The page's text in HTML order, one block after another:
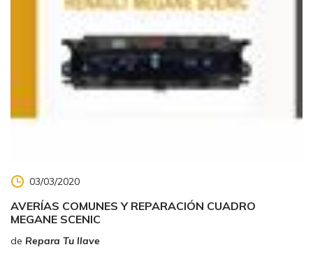
03/03/2020
AVERÍAS COMUNES Y REPARACIÓN CUADRO
MEGANE SCENIC
de Repara Tu llave